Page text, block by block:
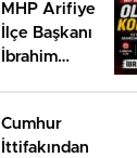
ev sahipliği
yaptı.”
MHP Arifiye
İlçe Başkanı
İbrahim
daveti
Cumhur
İttifakından